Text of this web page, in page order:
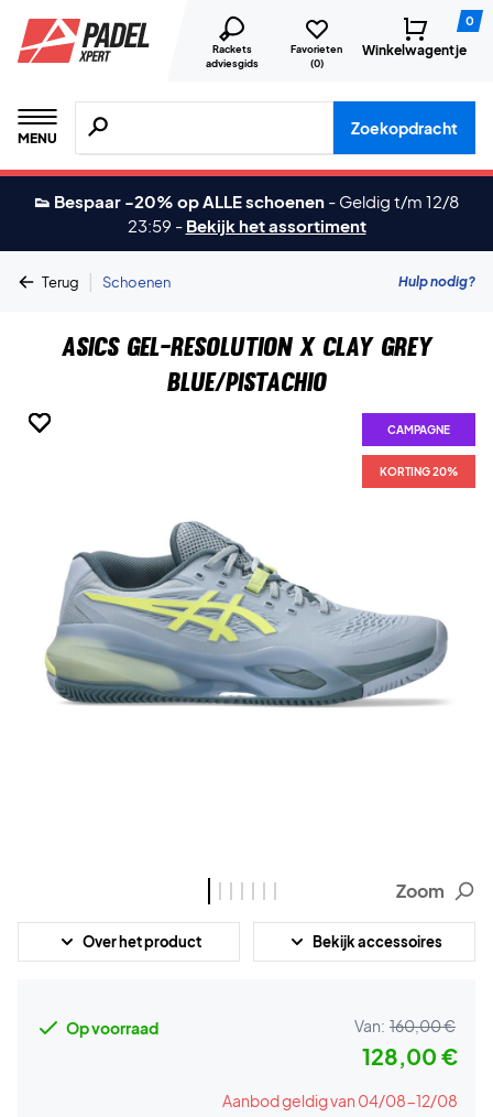
Rackets
adviesgids
Favorieten
(0)
0
Winkelwagentje
MENU
Zoeken naar producten, merken etc.
Zoekopdracht
👟 Bespaar -20% op ALLE schoenen - Geldig t/m 12/8
23:59 - Bekijk het assortiment
Terug | Schoenen Hulp nodig?
Asics Gel-Resolution X Clay Grey
Blue/Pistachio
CAMPAGNE
KORTING 20%
CAMPAGNE
KORTING 20%
CAMPAGNE
KORTING 20%
CAMPAGNE
KORTING 20%
CAMPAGNE
KORTING 20%
CAMPAGNE
KORTING 20%
CAMPAGNE
KORTING 20%
Zoom
Over het product Bekijk accessoires
Op voorraad Van: 160,00 €
128,00 €
Aanbod geldig van 04/08-12/08